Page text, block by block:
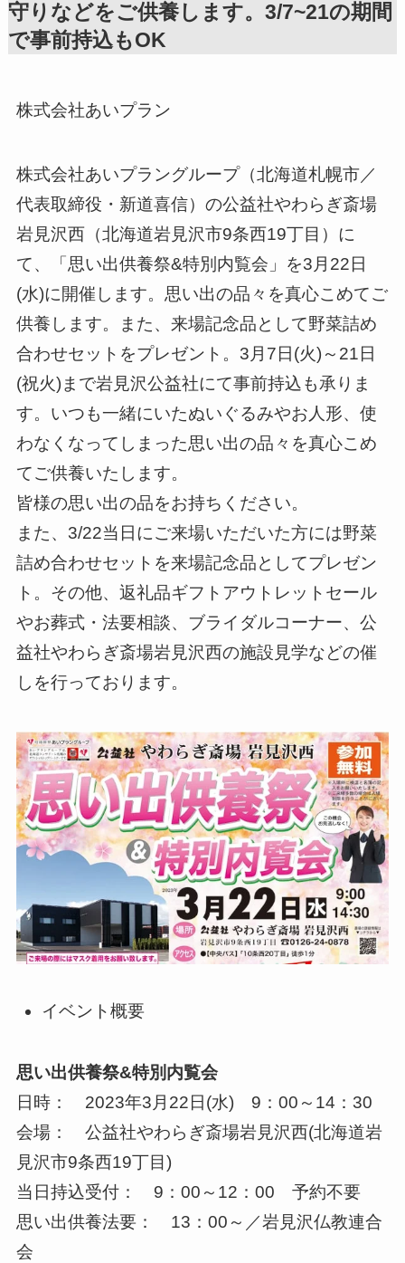
守りなどをご供養します。3/7~21の期間
で事前持込もOK
株式会社あいプラン
株式会社あいプラングループ（北海道札幌市／
代表取締役・新道喜信）の公益社やわらぎ斎場
岩見沢西（北海道岩見沢市9条西19丁目）に
て、「思い出供養祭&特別内覧会」を3月22日
(水)に開催します。思い出の品々を真心こめてご
供養します。また、来場記念品として野菜詰め
合わせセットをプレゼント。3月7日(火)～21日
(祝火)まで岩見沢公益社にて事前持込も承りま
す。いつも一緒にいたぬいぐるみやお人形、使
わなくなってしまった思い出の品々を真心こめ
てご供養いたします。
皆様の思い出の品をお持ちください。
また、3/22当日にご来場いただいた方には野菜
詰め合わせセットを来場記念品としてプレゼン
ト。その他、返礼品ギフトアウトレットセール
やお葬式・法要相談、ブライダルコーナー、公
益社やわらぎ斎場岩見沢西の施設見学などの催
しを行っております。
イベント概要
思い出供養祭&特別内覧会
日時： 2023年3月22日(水) 9：00～14：30
会場： 公益社やわらぎ斎場岩見沢西(北海道岩
見沢市9条西19丁目)
当日持込受付： 9：00～12：00 予約不要
思い出供養法要： 13：00～／岩見沢仏教連合
会